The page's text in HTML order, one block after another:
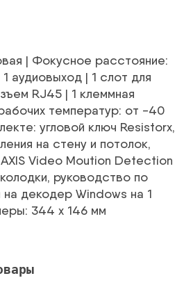
| Фокусное расстояние:
аудиовыход | 1 слот для
RJ45 | 1 клеммная
температур: от -40
угловой ключ Resistorx,
на стену и потолок,
Video Moution Detection
руководство по
на декодер Windows на 1
344 x 146 мм